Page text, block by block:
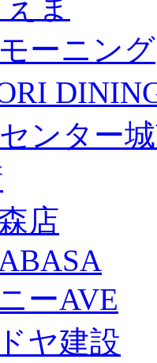
ーニング
ンター
店
ーAVE
ヤ建設